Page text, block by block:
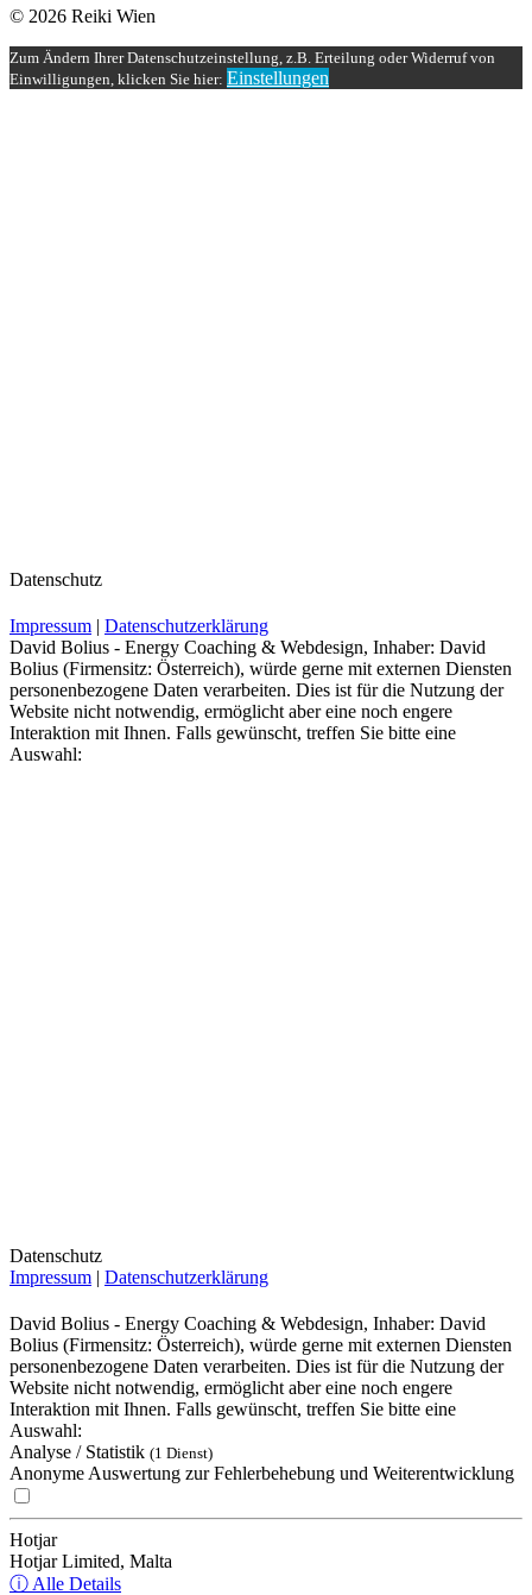
© 2026 Reiki Wien
Zum Ändern Ihrer Datenschutzeinstellung, z.B. Erteilung oder Widerruf von
Einwilligungen, klicken Sie hier: Einstellungen
Datenschutz
Impressum | Datenschutzerklärung
David Bolius - Energy Coaching & Webdesign, Inhaber: David
Bolius (Firmensitz: Österreich), würde gerne mit externen Diensten
personenbezogene Daten verarbeiten. Dies ist für die Nutzung der
Website nicht notwendig, ermöglicht aber eine noch engere
Interaktion mit Ihnen. Falls gewünscht, treffen Sie bitte eine
Auswahl:
Datenschutz
Impressum | Datenschutzerklärung
David Bolius - Energy Coaching & Webdesign, Inhaber: David
Bolius (Firmensitz: Österreich), würde gerne mit externen Diensten
personenbezogene Daten verarbeiten. Dies ist für die Nutzung der
Website nicht notwendig, ermöglicht aber eine noch engere
Interaktion mit Ihnen. Falls gewünscht, treffen Sie bitte eine
Auswahl:
Analyse / Statistik (1 Dienst)
Anonyme Auswertung zur Fehlerbehebung und Weiterentwicklung
Hotjar
Hotjar Limited, Malta
ⓘ Alle Details